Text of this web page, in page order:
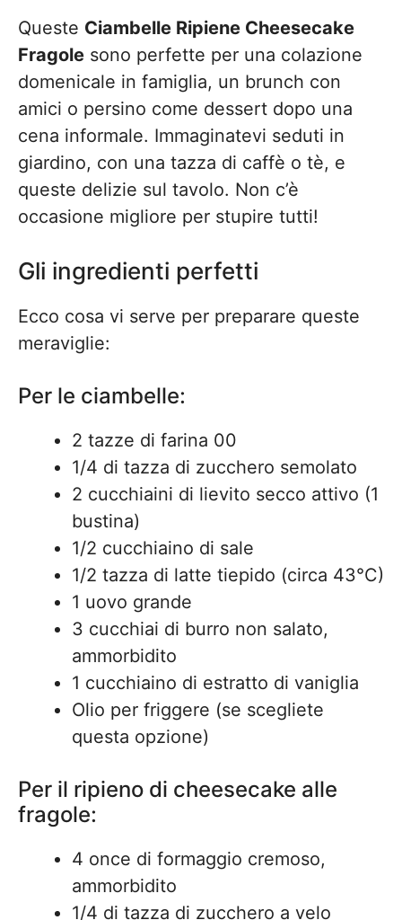
Queste Ciambelle Ripiene Cheesecake
Fragole sono perfette per una colazione
domenicale in famiglia, un brunch con
amici o persino come dessert dopo una
cena informale. Immaginatevi seduti in
giardino, con una tazza di caffè o tè, e
queste delizie sul tavolo. Non c’è
occasione migliore per stupire tutti!
Gli ingredienti perfetti
Ecco cosa vi serve per preparare queste
meraviglie:
Per le ciambelle:
2 tazze di farina 00
1/4 di tazza di zucchero semolato
2 cucchiaini di lievito secco attivo (1
bustina)
1/2 cucchiaino di sale
1/2 tazza di latte tiepido (circa 43°C)
1 uovo grande
3 cucchiai di burro non salato,
ammorbidito
1 cucchiaino di estratto di vaniglia
Olio per friggere (se scegliete
questa opzione)
Per il ripieno di cheesecake alle
fragole:
4 once di formaggio cremoso,
ammorbidito
1/4 di tazza di zucchero a velo